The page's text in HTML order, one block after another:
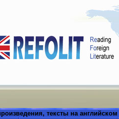
тексты на